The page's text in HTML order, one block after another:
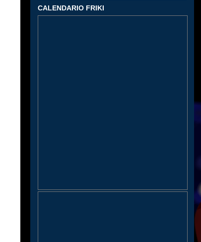
CALENDARIO FRIKI